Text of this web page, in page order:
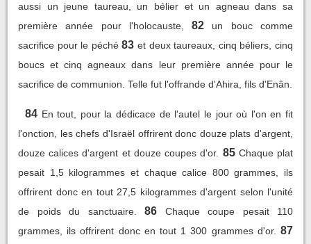
aussi un jeune taureau, un bélier et un agneau dans sa
première année pour l'holocauste,
82
un bouc comme
sacrifice pour le péché 83 et deux taureaux, cinq béliers, cinq
boucs et cinq agneaux dans leur première année pour le
sacrifice de communion. Telle fut l'offrande d'Ahira, fils d'Enân.
84 En tout, pour la dédicace de l'autel le jour où l'on en fit
l'onction, les chefs d'Israël offrirent donc douze plats d'argent,
douze calices d'argent et douze coupes d'or. 85 Chaque plat
pesait 1,5 kilogrammes et chaque calice 800 grammes, ils
offrirent donc en tout 27,5 kilogrammes d'argent selon l'unité
de poids du sanctuaire.
86
Chaque coupe pesait 110
grammes, ils offrirent donc en tout 1 300 grammes d'or. 87